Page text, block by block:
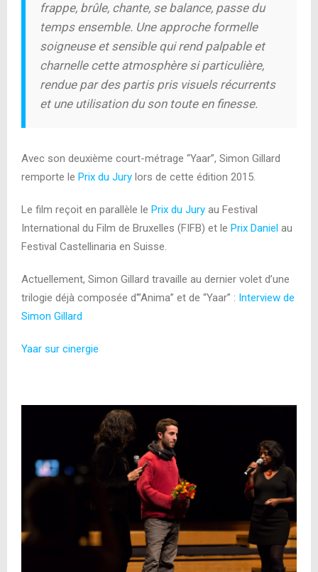
frappe, brûle, chante, se balance, passe du
temps ensemble. Une approche formelle
soigneuse et sensible qui rend palpable et
charnelle cette atmosphère si particulière,
rendue par des partis pris visuels récurrents
et une utilisation du son toute en finesse.
Avec son deuxième court-métrage “Yaar”, Simon Gillard
remporte le Prix du Jury lors de cette édition 2015.
Le film reçoit en parallèle le Prix du Jury au Festival
International du Film de Bruxelles (FIFB) et le Prix Daniel au
Festival Castellinaria en Suisse.
Actuellement, Simon Gillard travaille au dernier volet d’une
trilogie déjà composée d'”Anima” et de “Yaar” : Interview de
Simon Gillard
Yaar sur cinergie